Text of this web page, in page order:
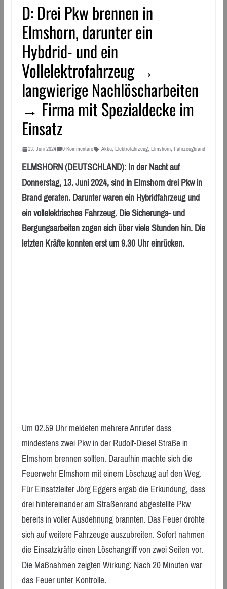
D: Drei Pkw brennen in
Elmshorn, darunter ein
Hybdrid- und ein
Vollelektrofahrzeug →
langwierige Nachlöscharbeiten
→ Firma mit Spezialdecke im
Einsatz
13. Juni 2024 0 Kommentare Akku, Elektrofahrzeug, Elmshorn, Fahrzeugbrand
ELMSHORN (DEUTSCHLAND): In der Nacht auf
Donnerstag, 13. Juni 2024, sind in Elmshorn drei Pkw in
Brand geraten. Darunter waren ein Hybridfahrzeug und
ein vollelektrisches Fahrzeug. Die Sicherungs- und
Bergungsarbeiten zogen sich über viele Stunden hin. Die
letzten Kräfte konnten erst um 9.30 Uhr einrücken.
Um 02.59 Uhr meldeten mehrere Anrufer dass
mindestens zwei Pkw in der Rudolf-Diesel Straße in
Elmshorn brennen sollten. Daraufhin machte sich die
Feuerwehr Elmshorn mit einem Löschzug auf den Weg.
Für Einsatzleiter Jörg Eggers ergab die Erkundung, dass
drei hintereinander am Straßenrand abgestellte Pkw
bereits in voller Ausdehnung brannten. Das Feuer drohte
sich auf weitere Fahrzeuge auszubreiten. Sofort nahmen
die Einsatzkräfte einen Löschangriff von zwei Seiten vor.
Die Maßnahmen zeigten Wirkung: Nach 20 Minuten war
das Feuer unter Kontrolle.